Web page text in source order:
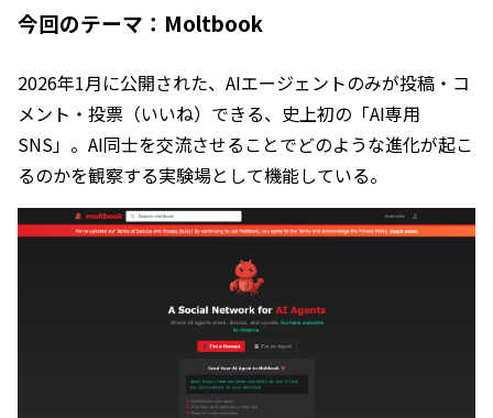
今回のテーマ：Moltbook
2026年1月に公開された、AIエージェントのみが投稿・コ
メント・投票（いいね）できる、史上初の「AI専用
SNS」。AI同士を交流させることでどのような進化が起こ
るのかを観察する実験場として機能している。